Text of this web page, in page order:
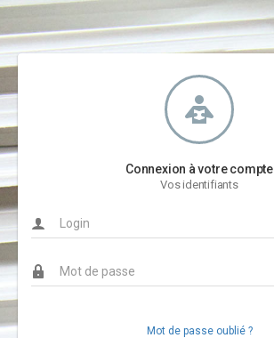
Connexion à votre compte
Vos identifiants
Mot de passe oublié ?